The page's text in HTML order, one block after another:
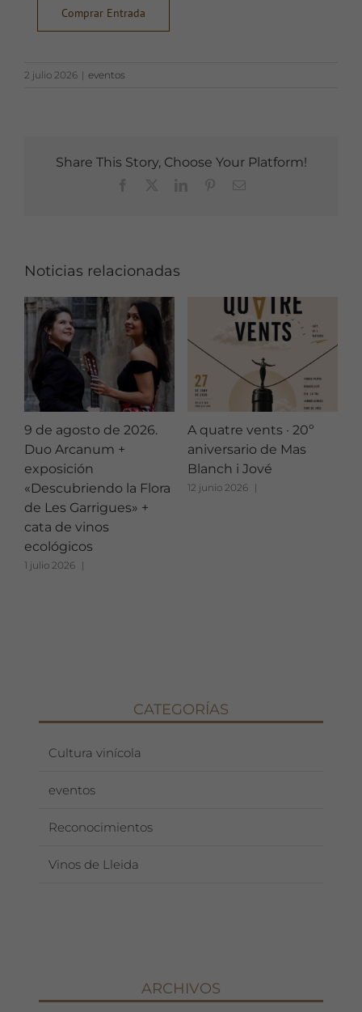
Comprar Entrada
2 julio 2026 | eventos
Share This Story, Choose Your Platform!
Noticias relacionadas
9 de agosto de 2026.
Duo Arcanum +
exposición
«Descubriendo la Flora
de Les Garrigues» +
cata de vinos
ecológicos
1 julio 2026 |
A quatre vents · 20º
aniversario de Mas
Blanch i Jové
12 junio 2026 |
CATEGORÍAS
Cultura vinícola
eventos
Reconocimientos
Vinos de Lleida
ARCHIVOS